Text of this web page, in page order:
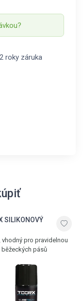
2 roky záruka
SILIKONOVÝ
vhodný pro pravidelnou
běžeckých pásů